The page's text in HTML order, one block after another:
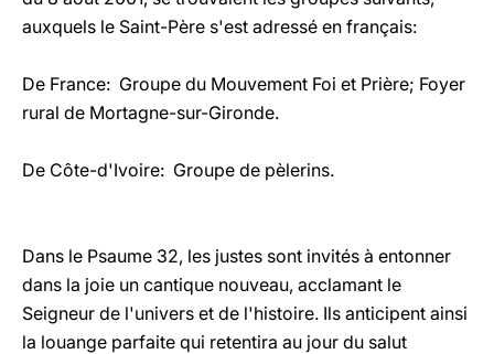
auxquels le Saint-Père s'est adressé en français:
De France: Groupe du Mouvement Foi et Prière; Foyer
rural de Mortagne-sur-Gironde.
De Côte-d'Ivoire: Groupe de pèlerins.
Dans le Psaume 32, les justes sont invités à entonner
dans la joie un cantique nouveau, acclamant le
Seigneur de l'univers et de l'histoire. Ils anticipent ainsi
la louange parfaite qui retentira au jour du salut